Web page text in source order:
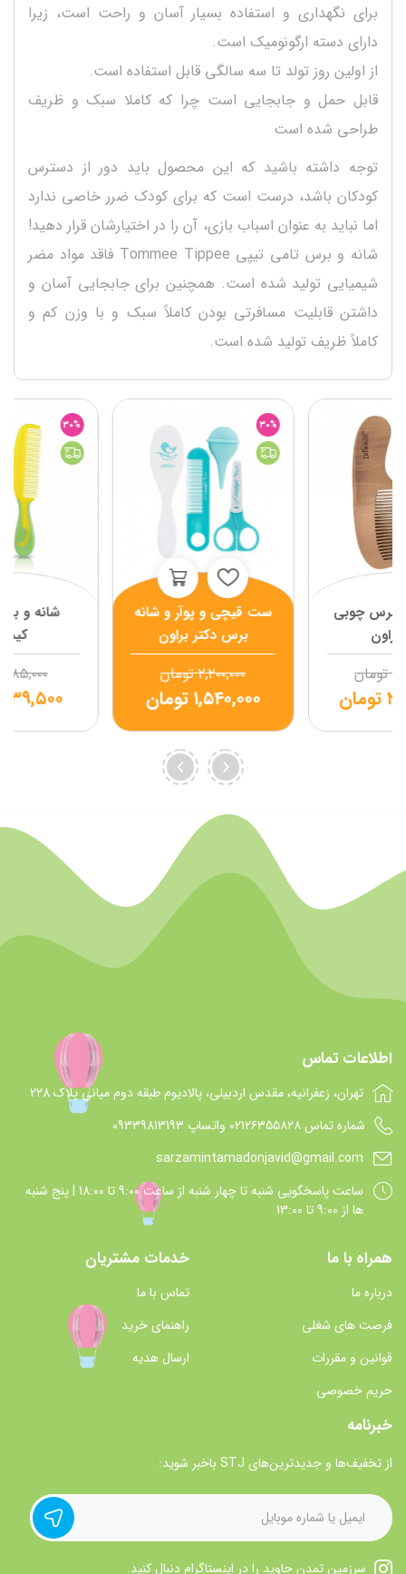
برای نگهداری و استفاده بسیار آسان و راحت است، زیرا
دارای دسته ارگونومیک است.
از اولین روز تولد تا سه سالگی قابل استفاده است.
قابل حمل و جابجایی است چرا که کاملا سبک و ظریف
طراحی شده است
توجه داشته باشید که این محصول باید دور از دسترس
کودکان باشد، درست است که برای کودک ضرر خاصی ندارد
اما نباید به عنوان اسباب بازی، آن را در اختیارشان قرار دهید!
شانه و برس تامی تیپی Tommee Tippee فاقد مواد مضر
شیمیایی تولید شده است. همچنین برای جابجایی آسان و
داشتن قابلیت مسافرتی بودن کاملاً سبک و با وزن کم و
کاملاً ظریف تولید شده است.
برس چوبی
براون
تومان
تومان
30%
ست قیچی و پوآر و شانه
برس دکتر براون
۲,۲۰۰,۰۰۰ تومان
۱,۵۴۰,۰۰۰ تومان
30%
شانه و
۴۸۵,۰۰۰
اطلاعات تماس
تهران، زعفرانیه، مقدس اردبیلی، پالادیوم طبقه دوم میانی پلاک 228
شماره تماس 021۲۶۳۵۵۸۲۸ واتساپ 09339813193
sarzamintamadonjavid@gmail.com
ساعت پاسخگويي شنبه تا چهار شنبه از ساعت 9:00 تا 18:00 | پنج شنبه
ها از 9:00 تا 13:00
همراه با ما
درباره ما
فرصت های شغلی
قوانین و مقررات
حریم خصوصی
خدمات مشتریان
تماس با ما
راهنمای خرید
ارسال هدیه
خبرنامه
از تخفیف‌ها و جدیدترین‌های STJ باخبر شوید:
سرزمین تمدن جاوید را در اینستاگرام دنبال کنید.